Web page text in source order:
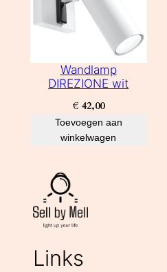
Wandlamp
DIREZIONE wit
€ 42,00
Toevoegen aan
winkelwagen
Links